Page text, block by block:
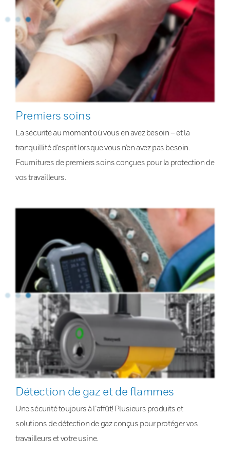
Premiers soins
La sécurité au moment où vous en avez besoin – et la
tranquillité d’esprit lorsque vous n’en avez pas besoin.
Fournitures de premiers soins conçues pour la protection de
vos travailleurs.
Détection de gaz et de flammes
Une sécurité toujours à l’affût! Plusieurs produits et
solutions de détection de gaz conçus pour protéger vos
travailleurs et votre usine.